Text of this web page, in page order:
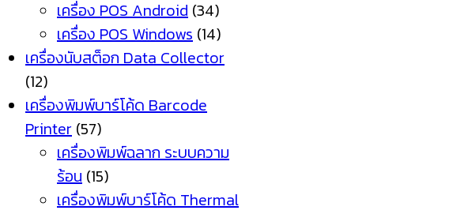
เครื่อง POS Android (34)
เครื่อง POS Windows (14)
เครื่องนับสต็อก Data Collector
(12)
เครื่องพิมพ์บาร์โค้ด Barcode
Printer (57)
เครื่องพิมพ์ฉลาก ระบบความ
ร้อน (15)
เครื่องพิมพ์บาร์โค้ด Thermal